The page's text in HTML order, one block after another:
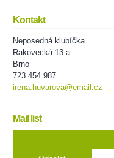
Kontakt
Neposedná klubíčka
Rakovecká 13 a
Brno
723 454 987
irena.huvarova@email.cz
Mail list